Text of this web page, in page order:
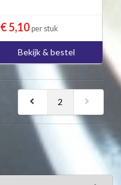
€ 5,10per stuk
Bekijk & bestel
2